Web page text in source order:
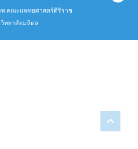
พ คณะแพทยศาสตร์ศิริราช
ทยาลัยมหิดล